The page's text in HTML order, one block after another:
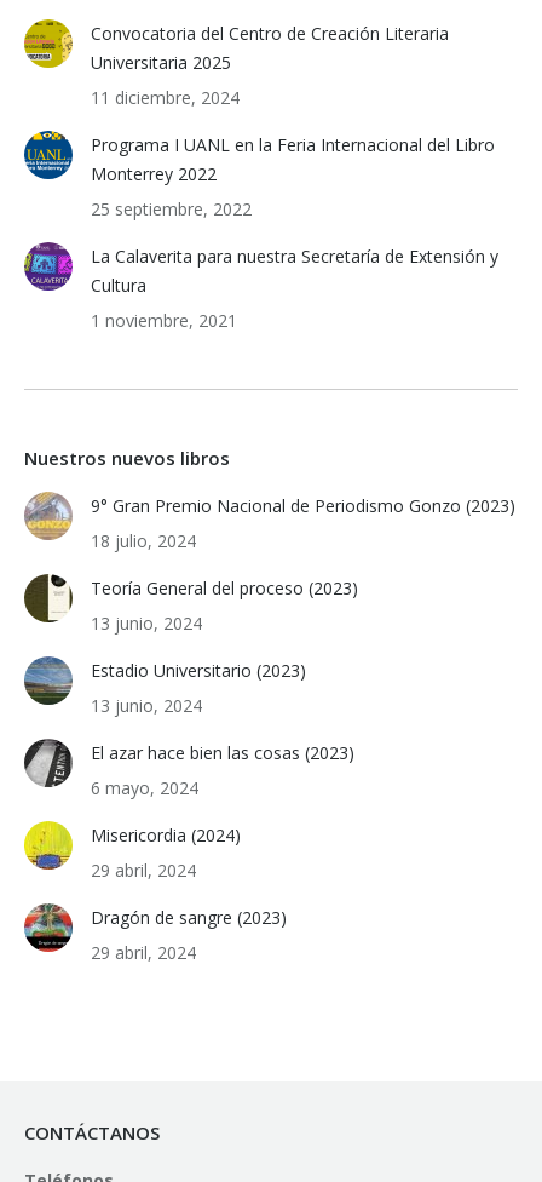
Convocatoria del Centro de Creación Literaria
Universitaria 2025
11 diciembre, 2024
Programa I UANL en la Feria Internacional del Libro
Monterrey 2022
25 septiembre, 2022
La Calaverita para nuestra Secretaría de Extensión y
Cultura
1 noviembre, 2021
Nuestros nuevos libros
9° Gran Premio Nacional de Periodismo Gonzo (2023)
18 julio, 2024
Teoría General del proceso (2023)
13 junio, 2024
Estadio Universitario (2023)
13 junio, 2024
El azar hace bien las cosas (2023)
6 mayo, 2024
Misericordia (2024)
29 abril, 2024
Dragón de sangre (2023)
29 abril, 2024
CONTÁCTANOS